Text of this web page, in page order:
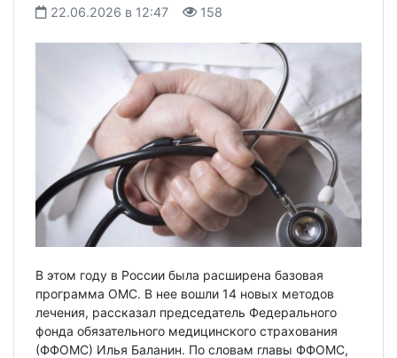
22.06.2026 в 12:47 158
В этом году в России была расширена базовая
программа ОМС. В нее вошли 14 новых методов
лечения, рассказал председатель Федерального
фонда обязательного медицинского страхования
(ФФОМС) Илья Баланин. По словам главы ФФОМС,